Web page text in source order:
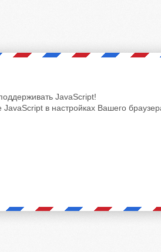
JavaScript!
JavaScript в настройках Вашего